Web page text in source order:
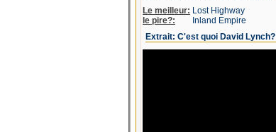
Le meilleur: Lost Highway
le pire?:
Inland Empire
Extrait: C'est quoi David Lynch?